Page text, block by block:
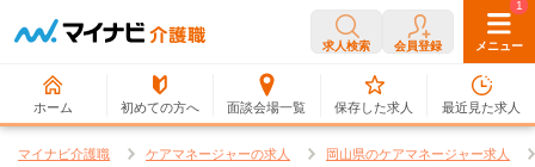
求人検索 会員登録 メニュー
ホーム 初めての方へ 面談会場一覧
0
保存した求人
1
最近見た求人
マイナビ介護職 ケアマネージャーの求人 岡山県のケアマネージャー求人